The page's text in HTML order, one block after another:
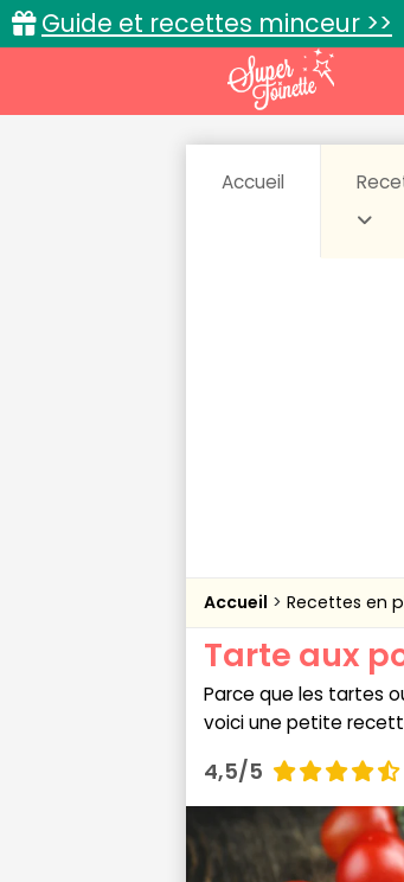
Guide et recettes minceur >>
Accueil
Accueil Recettes en
Tarte aux
Parce que les tartes
voici une petite
4,5/5